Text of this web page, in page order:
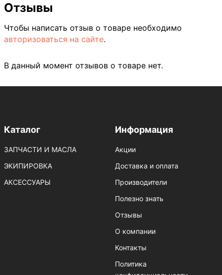
Отзывы
Чтобы написать отзыв о товаре необходимо
авторизоваться на сайте.
В данный момент отзывов о товаре нет.
Каталог
ЗАПЧАСТИ И МАСЛА
ЭКИПИРОВКА
АКСЕССУАРЫ
Информация
Акции
Доставка и оплата
Производители
Полезно знать
Отзывы
О компании
Контакты
Политика